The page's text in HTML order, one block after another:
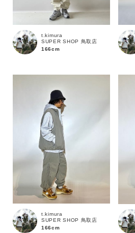
t.kimura
SUPER SHOP 鳥取店
166cm
t.kimura
SUPER SHOP 鳥取店
166cm